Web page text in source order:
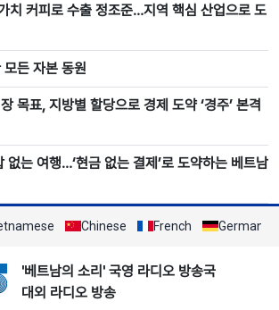
치 커피로 수출 정조준…지역 핵심 산업으로 도
든 자본 동원
목표, 지방별 할당으로 경제 도약 ‘경주’ 본격
없는 여행…‘현금 없는 결제’로 도약하는 베트남
Chinese French German
'베트남의 소리' 국영 라디오 방송국
대외 라디오 방송